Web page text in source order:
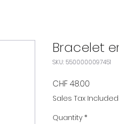
Bracelet
SKU: 5500000097451
CHF 48.00
Sales Tax Included
Quantity *